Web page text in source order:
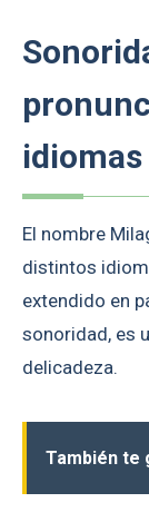
El nombre
distintos
extendido en
sonoridad, es
delicadeza.
También te